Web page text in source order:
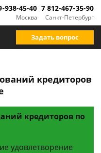
Москва
938-45-40
Санкт-Петербург
7 812-467-35-90
Задать вопрос
кредиторов
кредиторов по
удовлетворение